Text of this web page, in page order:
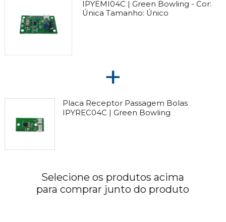
IPYEMI04C | Green Bowling - Cor:
Única Tamanho: Único
+
Placa Receptor Passagem Bolas
IPYREC04C | Green Bowling
Selecione os produtos acima
para comprar junto do produto